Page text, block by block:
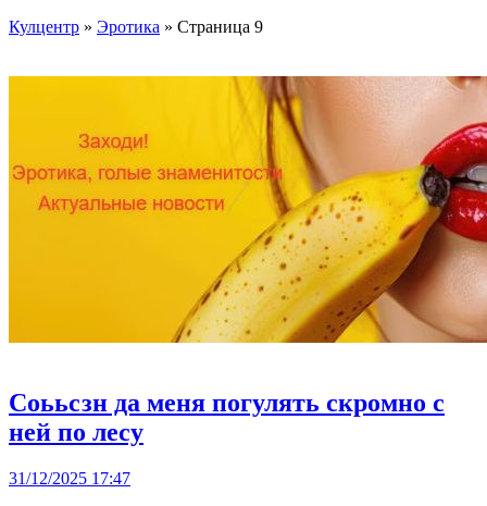
Кулцентр » Эротика » Страница 9
Соььсзн да меня погулять скромно с
ней по лесу
31/12/2025 17:47